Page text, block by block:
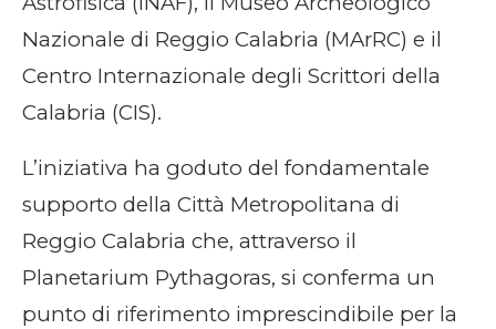
Nazionale di Reggio Calabria (MArRC) e il
Centro Internazionale degli Scrittori della
Calabria (CIS).
L’iniziativa ha goduto del fondamentale
supporto della Città Metropolitana di
Reggio Calabria che, attraverso il
Planetarium Pythagoras, si conferma un
punto di riferimento imprescindibile per la